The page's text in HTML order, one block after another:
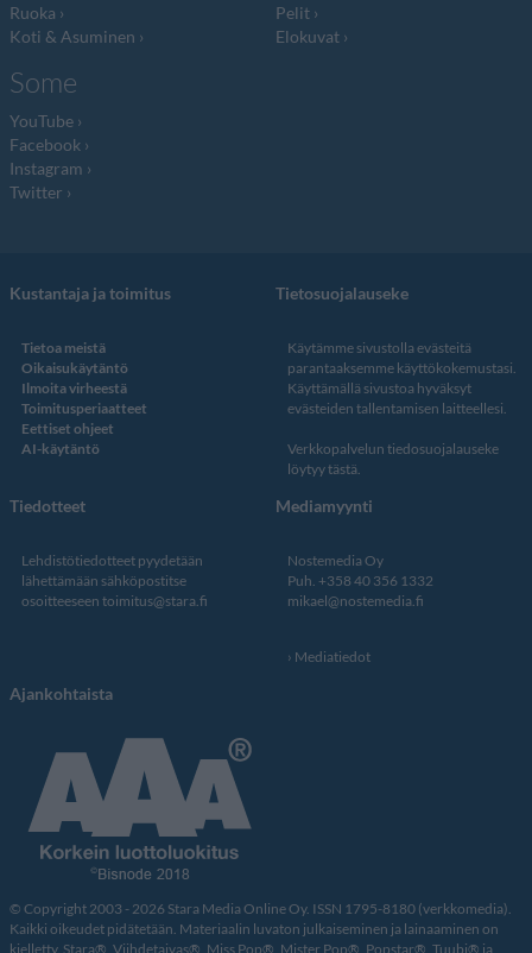
Ruoka
Koti & Asuminen
Pelit
Elokuvat
Some
YouTube
Facebook
Instagram
Twitter
Kustantaja ja toimitus
Tietoa meistä
Oikaisukäytäntö
Ilmoita virheestä
Toimitusperiaatteet
Eettiset ohjeet
AI-käytäntö
Tietosuojalauseke
Käytämme sivustolla evästeitä
parantaaksemme käyttökokemustasi.
Käyttämällä sivustoa hyväksyt
evästeiden tallentamisen laitteellesi.
Verkkopalvelun tiedosuojalauseke
löytyy tästä
Tiedotteet
Lehdistötiedotteet pyydetään
lähettämään sähköpostitse
osoitteeseen toimitus@stara.fi
Mediamyynti
Nostemedia Oy
Puh. +358 40 356 1332
mikael@nostemedia.fi
Mediatiedot
Ajankohtaista
© Copyright 2003 - 2026 Stara Media Online Oy. ISSN 1795-8180 (verkkomedia).
Kaikki oikeudet pidätetään. Materiaalin luvaton julkaiseminen ja lainaaminen on
kielletty. Stara®, Viihdetaivas®, Miss Pop®, Mister Pop®, Popstar®, Tuubi® ja